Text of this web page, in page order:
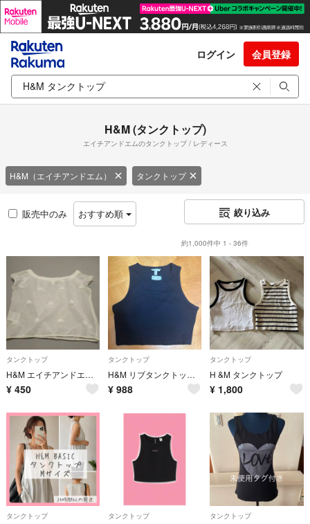
ログイン 会員登録
H&M (タンクトップ)
エイチアンドエムのタンクトップ / レディース
H&M（エイチアンドエム） タンクトップ
販売中のみ おすすめ順 絞り込み
約1,000件中 1 - 36件
タンクトップ
H&M エイチアンドエム ホワイト ドットメッシュタンクトップ XSサイズ
¥ 450
タンクトップ
H&M リブタンクトップ ブラック
¥ 988
タンクトップ
H &M タンクトップ
¥ 1,800
タンクトップ タンクトップ タンクトップ